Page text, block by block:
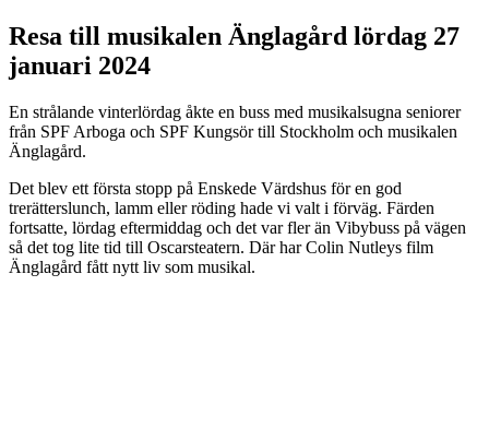
Resa till musikalen Änglagård lördag 27
januari 2024
En strålande vinterlördag åkte en buss med musikalsugna seniorer
från SPF Arboga och SPF Kungsör till Stockholm och musikalen
Änglagård.
Det blev ett första stopp på Enskede Värdshus för en god
trerätterslunch, lamm eller röding hade vi valt i förväg. Färden
fortsatte, lördag eftermiddag och det var fler än Vibybuss på vägen
så det tog lite tid till Oscarsteatern. Där har Colin Nutleys film
Änglagård fått nytt liv som musikal.